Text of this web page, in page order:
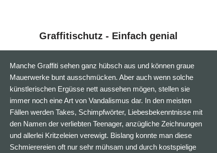
Graffitischutz - Einfach genial
Manche Graffiti sehen ganz hübsch aus und können graue
Mauerwerke bunt ausschmücken. Aber auch wenn solche
künstlerischen Ergüsse nett aussehen mögen, stellen sie
immer noch eine Art von Vandalismus dar. In den meisten
Fällen werden Takes, Schimpfwörter, Liebesbekenntnisse mit
den Namen der verliebten Teenager, anzügliche Zeichnungen
und allerlei Kritzeleien verewigt. Bislang konnte man diese
Schmierereien oft nur sehr mühsam und durch kostspielige